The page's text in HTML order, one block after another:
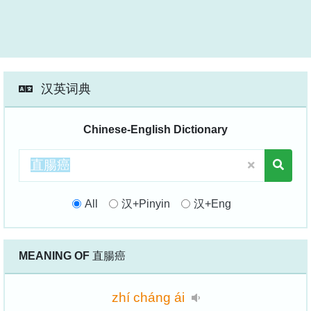
汉英词典
Chinese-English Dictionary
All 汉+Pinyin 汉+Eng
MEANING OF 直腸癌
zhí cháng ái